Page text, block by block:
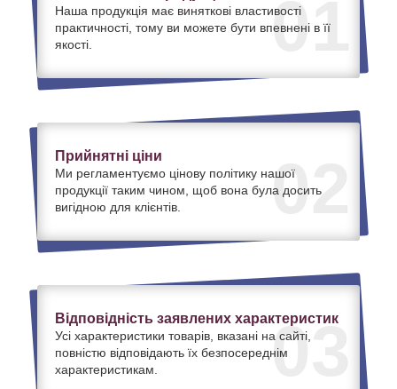
01
Наша продукція має виняткові властивості
практичності, тому ви можете бути впевнені в її
якості.
02
Прийнятні ціни
Ми регламентуємо цінову політику нашої
продукції таким чином, щоб вона була досить
вигідною для клієнтів.
03
Відповідність заявлених характеристик
Усі характеристики товарів, вказані на сайті,
повністю відповідають їх безпосереднім
характеристикам.